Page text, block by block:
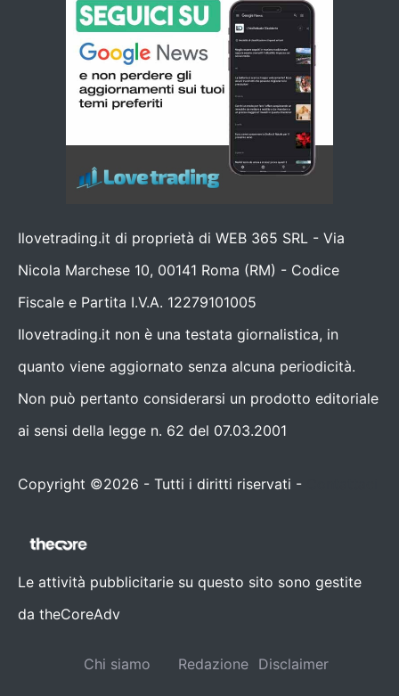
Ilovetrading.it di proprietà di WEB 365 SRL - Via
Nicola Marchese 10, 00141 Roma (RM) - Codice
Fiscale e Partita I.V.A. 12279101005
Ilovetrading.it non è una testata giornalistica, in
quanto viene aggiornato senza alcuna periodicità.
Non può pertanto considerarsi un prodotto editoriale
ai sensi della legge n. 62 del 07.03.2001
Copyright ©2026 - Tutti i diritti riservati -
Le attività pubblicitarie su questo sito sono gestite
da theCoreAdv
Chi siamo Redazione Disclaimer